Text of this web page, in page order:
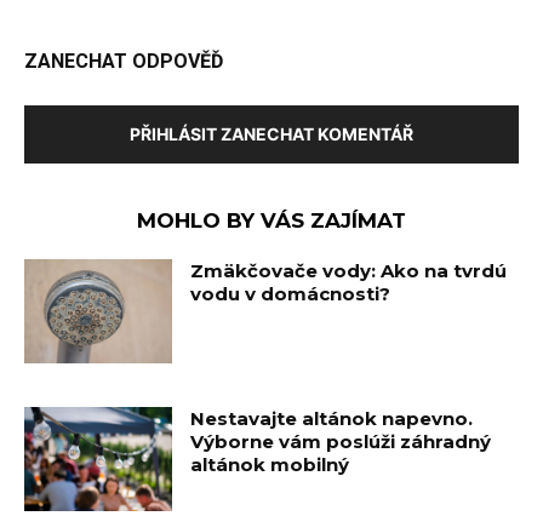
ZANECHAT ODPOVĚĎ
PŘIHLÁSIT ZANECHAT KOMENTÁŘ
MOHLO BY VÁS ZAJÍMAT
Zmäkčovače vody: Ako na tvrdú
vodu v domácnosti?
Nestavajte altánok napevno.
Výborne vám poslúži záhradný
altánok mobilný